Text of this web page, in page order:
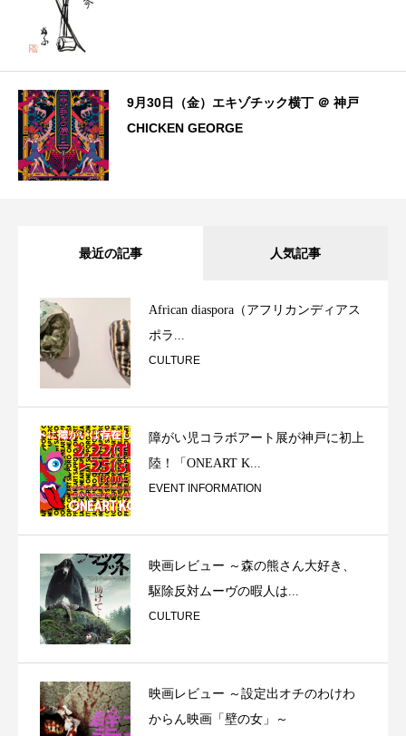
9月30日（金）エキゾチック横丁 ＠ 神戸
CHICKEN GEORGE
最近の記事 人気記事
African diaspora（アフリカンディアス
ポラ...
CULTURE
障がい児コラボアート展が神戸に初上
陸！「ONEART K...
EVENT INFORMATION
映画レビュー ～森の熊さん大好き、
駆除反対ムーヴの暇人は...
CULTURE
映画レビュー ～設定出オチのわけわ
からん映画「壁の女」～